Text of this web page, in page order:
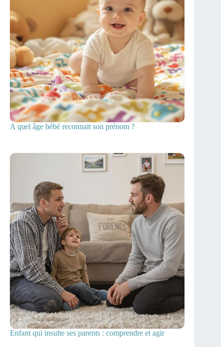
A quel âge bébé reconnait son prénom ?
Enfant qui insulte ses parents : comprendre et agir